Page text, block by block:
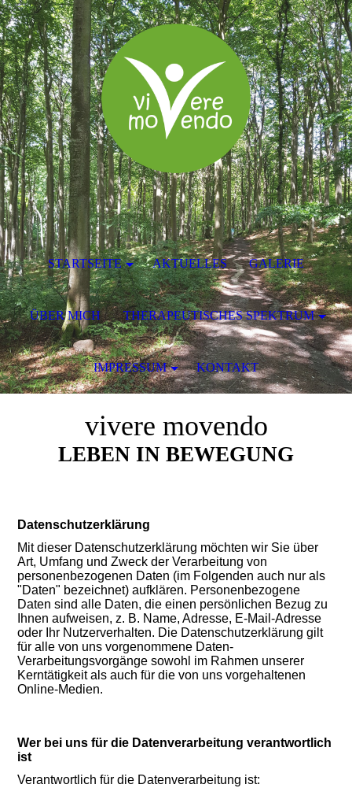
vivere movendo
LEBEN IN BEWEGUNG
Datenschutzerklärung
Mit dieser Datenschutzerklärung möchten wir Sie über
Art, Umfang und Zweck der Verarbeitung von
personenbezogenen Daten (im Folgenden auch nur als
"Daten" bezeichnet) aufklären. Personenbezogene
Daten sind alle Daten, die einen persönlichen Bezug zu
Ihnen aufweisen, z. B. Name, Adresse, E-Mail-Adresse
oder Ihr Nutzerverhalten. Die Datenschutzerklärung gilt
für alle von uns vorgenommene Daten-
Verarbeitungsvorgänge sowohl im Rahmen unserer
Kerntätigkeit als auch für die von uns vorgehaltenen
Online-Medien.
Wer bei uns für die Datenverarbeitung verantwortlich
ist
Verantwortlich für die Datenverarbeitung ist:
STARTSEITE AKTUELLES GALERIE
ÜBER MICH THERAPEUTISCHES SPEKTRUM
IMPRESSUM KONTAKT